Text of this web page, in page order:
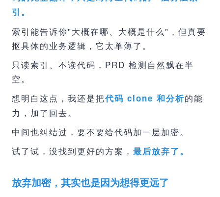
引。
索引能告诉你"大概在哪、大概是什么"，但真要
抠具体的业务逻辑，它太单薄了。
只读索引、不读代码，PRD 检测自然飘在半
空。
想明白这点，我还是把代码 clone 和分析的能
力，加了回去。
中间也纠结过，要不要给代码加一层加密。
试了试，没找到更好的方案， 最后放弃了。
放弃加密，其实也是因为想得更远了